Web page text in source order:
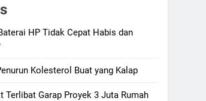
HP Tidak Cepat Habis dan
Kolesterol Buat yang Kalap
Terlibat Garap Proyek 3 Juta Rumah